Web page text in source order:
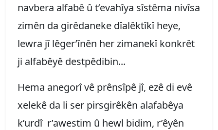
navbera alfabê û t’evahîya sîstêma nivîsa
zimên da girêdaneke dîalêktîkî heye,
lewra jî lêger’înên her zimanekî konkrêt
ji alfabêyê destpêdibin...
Hema anegorî vê prênsîpê jî, ezê di evê
xelekê da li ser pirsgirêkên alafabêya
k’urdî r’awestim û hewl bidim, r’êyên